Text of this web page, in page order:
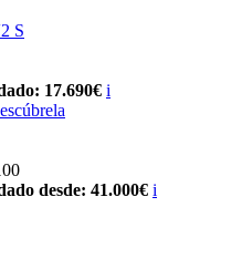
S
17.690€ i
desde: 41.000€ i